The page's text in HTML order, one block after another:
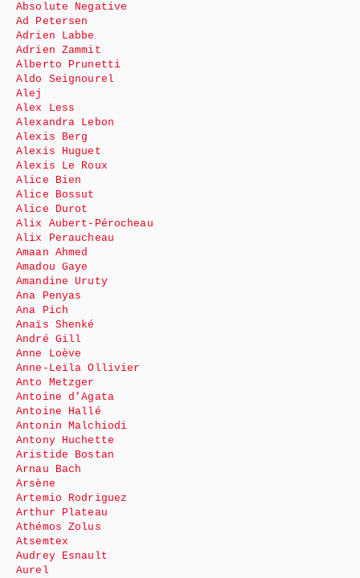
Absolute Negative
Ad Petersen
Adrien Labbe
Adrien Zammit
Alberto Prunetti
Aldo Seignourel
Alej
Alex Less
Alexandra Lebon
Alexis Berg
Alexis Huguet
Alexis Le Roux
Alice Bien
Alice Bossut
Alice Durot
Alix Aubert-Pérocheau
Alix Peraucheau
Amaan Ahmed
Amadou Gaye
Amandine Uruty
Ana Penyas
Ana Pich
Anaïs Shenké
André Gill
Anne Loève
Anne-Leïla Ollivier
Anto Metzger
Antoine d’Agata
Antoine Hallé
Antonin Malchiodi
Antony Huchette
Aristide Bostan
Arnau Bach
Arsène
Artemio Rodriguez
Arthur Plateau
Athémos Zolus
Atsemtex
Audrey Esnault
Aurel